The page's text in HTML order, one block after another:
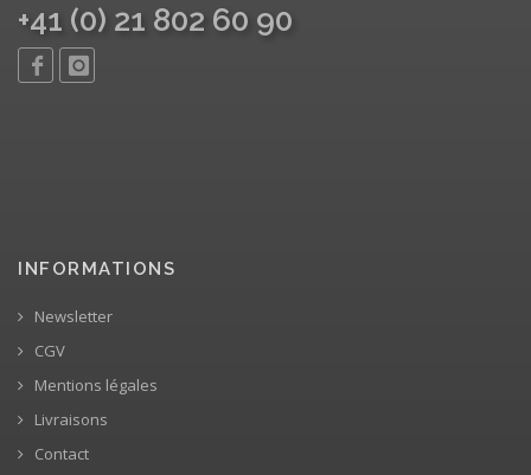
+41 (0) 21 802 60 90
INFORMATIONS
Newsletter
CGV
Mentions légales
Livraisons
Contact